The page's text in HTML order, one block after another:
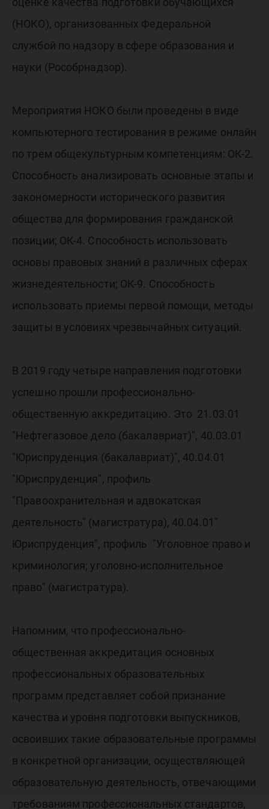
(НОКО), организованных Федеральной
службой по надзору в сфере образования и
науки (Рособрнадзор).
Мероприятия НОКО были проведены в виде
компьютерного тестирования в режиме онлайн
по трем общекультурным компетенциям: ОК-2.
Способность анализировать основные этапы и
закономерности исторического развития
общества для формирования гражданской
позиции; ОК-4. Способность использовать
основы правовых знаний в различных сферах
жизнедеятельности; ОК-9. Способность
использовать приемы первой помощи, методы
защиты в условиях чрезвычайных ситуаций.
В 2019 году четыре направления подготовки
успешно прошли профессионально-
общественную аккредитацию. Это 21.03.01
"Нефтегазовое дело (бакалавриат)", 40.03.01
"Юриспруденция (бакалавриат)", 40.04.01
"Юриспруденция", профиль
"Правоохранительная и адвокатская
деятельность" (магистратура), 40.04.01"
Юриспруденция", профиль "Уголовное право и
криминология; уголовно-исполнительное
право" (магистратура).
Напомним, что профессионально-
общественная аккредитация основных
профессиональных образовательных
программ представляет собой признание
качества и уровня подготовки выпускников,
освоивших такие образовательные программы
в конкретной организации, осуществляющей
образовательную деятельность, отвечающими
требованиям профессиональных стандартов,